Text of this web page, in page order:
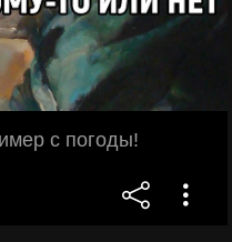
с погоды!